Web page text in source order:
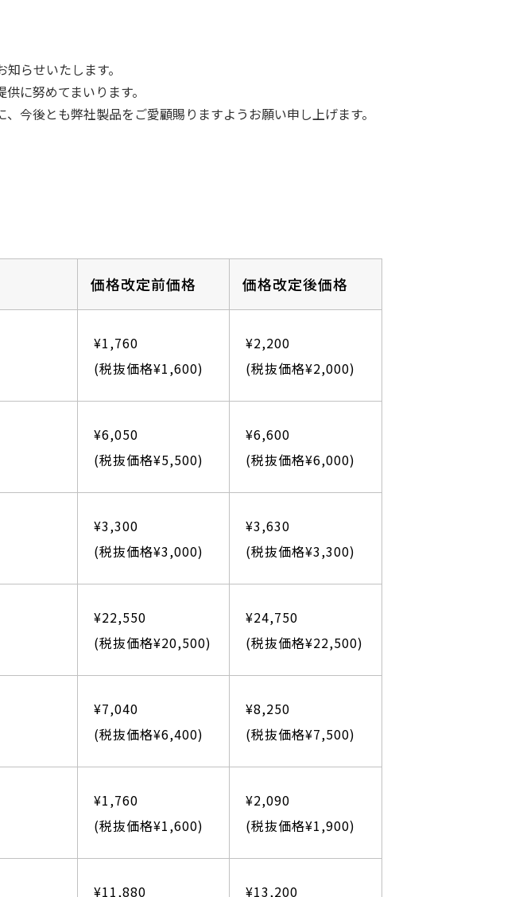
らせいたします。
に努めてまいります。
今後とも弊社製品をご愛顧賜りますようお願い申し上げます。
価格改定前価格 価格改定後価格
¥1,760
(税抜価格¥1,600)
¥2,200
(税抜価格¥2,000)
¥6,050
(税抜価格¥5,500)
¥6,600
(税抜価格¥6,000)
¥3,300
(税抜価格¥3,000)
¥3,630
(税抜価格¥3,300)
¥22,550
(税抜価格¥20,500)
¥24,750
(税抜価格¥22,500)
¥7,040
(税抜価格¥6,400)
¥8,250
(税抜価格¥7,500)
¥1,760
(税抜価格¥1,600)
¥2,090
(税抜価格¥1,900)
¥11,880
¥13,200